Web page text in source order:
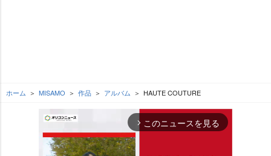
ホーム MISAMO 作品 アルバム HAUTE COUTURE
arrow_forward_ios このニュースを見る